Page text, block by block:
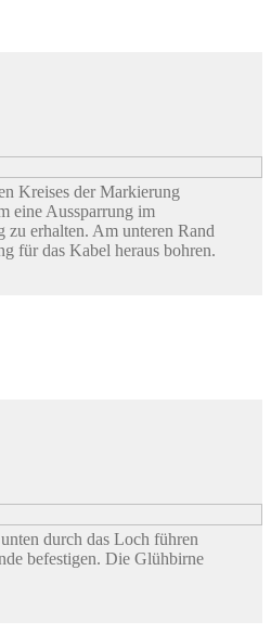
Kreises der Markierung
eine Aussparrung im
zu erhalten. Am unteren Rand
für das Kabel heraus bohren.
durch das Loch führen
befestigen. Die Glühbirne